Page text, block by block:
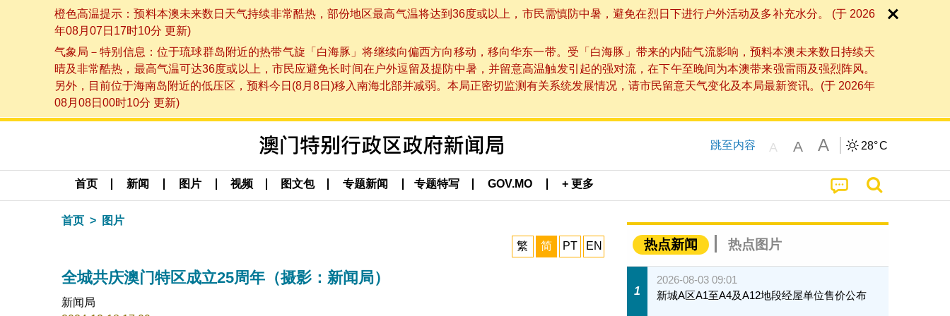
橙色高温提示：预料本澳未来数日天气持续非常酷热，部份地区最高气温将达到36度或以上，市民需慎防中暑，避免在烈日下进行户外活动及多补充水分。 (于 2026
年08月07日17时10分 更新)
气象局－特别信息：位于琉球群岛附近的热带气旋「白海豚」将继续向偏西方向移动，移向华东一带。受「白海豚」带来的内陆气流影响，预料本澳未来数日持续天
晴及非常酷热，最高气温可达36度或以上，市民应避免长时间在户外逗留及提防中暑，并留意高温触发引起的强对流，在下午至晚间为本澳带来强雷雨及强烈阵风。
另外，目前位于海南岛附近的低压区，预料今日(8月8日)移入南海北部并减弱。本局正密切监测有关系统发展情况，请市民留意天气变化及本局最新资讯。(于 2026年
08月08日00时10分 更新)
跳至内容 A A A 28°C
首页 新闻 图片 视频 图文包 专题新闻 专题特写 GOV.MO + 更多
首页 图片
繁 简 PT EN
全城共庆澳门特区成立25周年（摄影：新闻局）
新闻局
热点新闻 热点图片
1
2026-08-03 09:01
新城A区A1至A4及A12地段经屋单位售价公布